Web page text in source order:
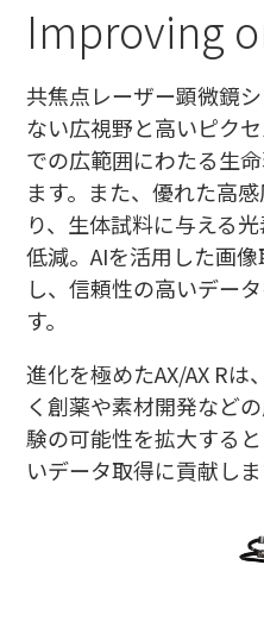
Improving
共焦点レーザー顕微鏡
ない広視野と高いピク
での広範囲にわたる生
ます。また、優れた高
り、生体試料に与える
低減。AIを活用した画
し、信頼性の高いデー
す。
進化を極めたAX/AX R
く創薬や素材開発など
験の可能性を拡大する
いデータ取得に貢献しま